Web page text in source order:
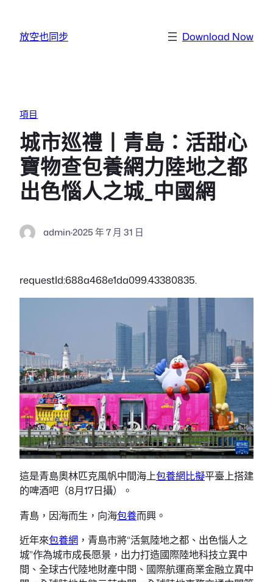
放空也同步 Download Now
項目
城市巡禮丨青島：活甜心
寶物查包養網力陸地之都
出色惱人之城_中國網
admin·2025 年 7 月 31 日
requestId:688a468e1da099.43380835.
這是青島奧林匹克風帆中間海上包養網比擬平臺上搭建
的啤酒吧（8月17日攝）。
青島，因海而生，向海包養而興。
近年來包養網 ，青島市將“活氣陸地之都、出色惱人之
城”作為城市成長愿景，出力打造國際陸地科技立異中
間、全球古代陸地財產中間、國際航運商業金融立異中